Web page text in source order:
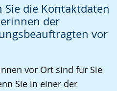
Sie die Kontaktdaten
der
vor
vor Ort sind für Sie
Sie in einer der